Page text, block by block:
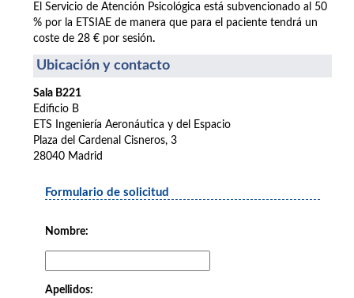
El Servicio de Atención Psicológica está subvencionado al 50
% por la ETSIAE de manera que para el paciente tendrá un
coste de 28 € por sesión.
Ubicación y contacto
Sala B221
Edificio B
ETS Ingeniería Aeronáutica y del Espacio
Plaza del Cardenal Cisneros, 3
28040 Madrid
Formulario de solicitud
Nombre:
Apellidos: